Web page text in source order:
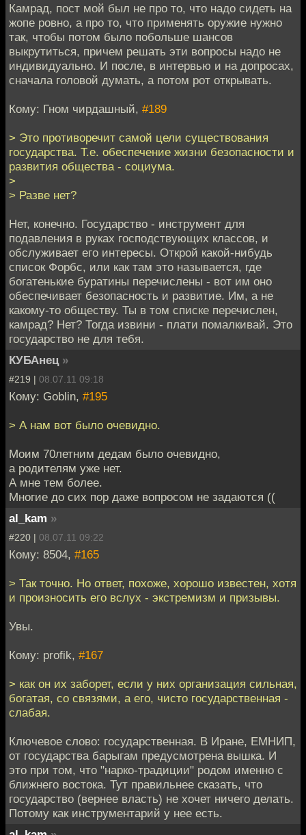
Камрад, пост мой был не про то, что надо сидеть на
жопе ровно, а про то, что применять оружие нужно
так, чтобы потом было побольше шансов
выкрутиться, причем решать эти вопросы надо не
индивидуально. И после, в интервью и на допросах,
сначала головой думать, а потом рот открывать.
Кому: Гном чирдашный, #189
> Это противоречит самой цели существования
государства. Т.е. обеспечение жизни безопасности и
развития общества - социума.
>
> Разве нет?
Нет, конечно. Государство - инструмент для
подавления в руках господствующих классов, и
обслуживает его интересы. Открой какой-нибудь
список Форбс, или как там это называется, где
богатенькие буратины перечислены - вот им оно
обеспечивает безопасность и развитие. Им, а не
какому-то обществу. Ты в том списке перечислен,
камрад? Нет? Тогда извини - плати помалкивай. Это
государство не для тебя.
КУБАнец »
#219 | 08.07.11 09:18
Кому: Goblin, #195
> А нам вот было очевидно.
Моим 70летним дедам было очевидно,
а родителям уже нет.
А мне тем более.
Многие до сих пор даже вопросом не задаются ((
al_kam »
#220 | 08.07.11 09:22
Кому: 8504, #165
> Так точно. Но ответ, похоже, хорошо известен, хотя
и произносить его вслух - экстремизм и призывы.
Увы.
Кому: profik, #167
> как он их заборет, если у них организация сильная,
богатая, со связями, а его, чисто государственная -
слабая.
Ключевое слово: государственная. В Иране, ЕМНИП,
от государства барыгам предусмотрена вышка. И
это при том, что "нарко-традиции" родом именно с
ближнего востока. Тут правильнее сказать, что
государство (вернее власть) не хочет ничего делать.
Потому как инструментарий у нее есть.